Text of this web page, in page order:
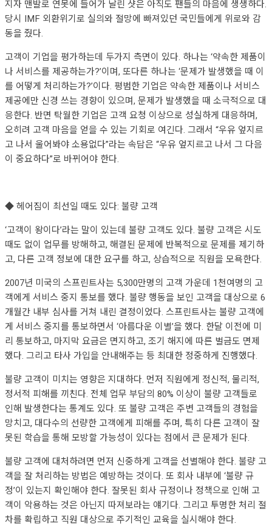
지자 맨발로 연못에 들어가 날린 샷은 아직도 팬들의 마음에 생생하다.
당시 IMF 외환위기로 실의와 절망에 빠져있던 국민들에게 위로와 감
동을 줬다.
고객이 기업을 평가하는데 두가지 측면이 있다. 하나는 ‘약속한 제품이
나 서비스를 제공하는가?’이며, 또다른 하나는 ‘문제가 발생했을 때 이
를 어떻게 처리하는가?’이다. 평범한 기업은 약속한 제품이나 서비스
제공에만 신경 쓰는 경향이 있으며, 문제가 발생했을 때 소극적으로 대
응한다. 반면 탁월한 기업은 고객 요청 이상으로 성실하게 대응하며,
오히려 고객 마음을 얻을 수 있는 기회로 여긴다. 그래서 “우유 엎지르
고 나서 울어봐야 소용없다”라는 속담은 “우유 엎지르고 나서 그 다음
이 중요하다”로 바뀌어야 한다.
◆ 헤어짐이 최선일 때도 있다: 불량 고객
‘고객이 왕이다’라는 말이 있는데 불량 고객도 있다. 불량 고객은 시도
때도 없이 업무를 방해하고, 해결된 문제에 반복적으로 문제를 제기하
고, 다른 고객 정보에 대한 요구를 하고, 상습적으로 직원을 모욕한다.
2007년 미국의 스프린트사는 5,300만명의 고객 가운데 1천여명의 고
객에게 서비스 중지 통보를 했다. 불량 행동을 보인 고객을 대상으로 6
개월간 내부 심사를 거쳐 내린 결정이었다. 스프린트사는 불량 고객에
게 서비스 중지를 통보하면서 ‘아름다운 이별’을 했다. 한달 이전에 미
리 통보하고, 마지막 요금은 면지하고, 조기 해지에 따른 벌금도 면제
했다. 그리고 타사 가입을 안내해주는 등 최대한 정중하게 진행했다.
불량 고객이 미치는 영향은 지대하다. 먼저 직원에게 정신적, 물리적,
정서적 피해를 끼친다. 전체 업무 부담의 80% 이상이 불량 고객들로
인해 발생한다는 통계도 있다. 또 불량 고객은 주변 고객들의 경험을
망치고, 대다수의 선량한 고객에게 피해를 주며, 특히 다른 고객이 잘
못된 학습을 통해 모방할 가능성이 있다는 점에서 큰 문제가 된다.
불량 고객에 대처하려면 먼저 신중하게 고객을 선별해야 한다. 불량 고
객을 잘 처리하는 방법은 예방하는 것이다. 또 회사 내부에 ‘불량 규
정’이 있는지 확인해야 한다. 잘못된 회사 규정이나 정책으로 인해 고
객이 악용하는 것은 아닌지 따져보라는 얘기다. 그리고 투명한 처리 절
차를 확립하고 직원 대상으로 주기적인 교육을 실시해야 한다.